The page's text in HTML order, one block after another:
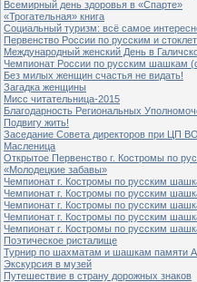
Всемирный день здоровья в «Спарте»
«Трогательная» книга
Социальный туризм: всё самое
Первенство России по русским и
Международный женский День в
Чемпионат России по русским шашкам
Без милых женщин счастья не видать!
Загадка женщины
Мисс читательница-2015
Благодарность Региональных
Подвигу жить!
Заседание Совета директоров при ЦП
Масленица
Открытое Первенство г. Костромы по
«Молодецкие забавы»
Чемпионат г. Костромы по русским
Чемпионат г. Костромы по русским
Чемпионат г. Костромы по русским
Чемпионат г. Костромы по русским
Чемпионат г. Костромы по русским
Поэтическое ристалище
Турнир по шахматам и шашкам памяти
Экскурсия в музей
Путешествие в страну дорожных знаков